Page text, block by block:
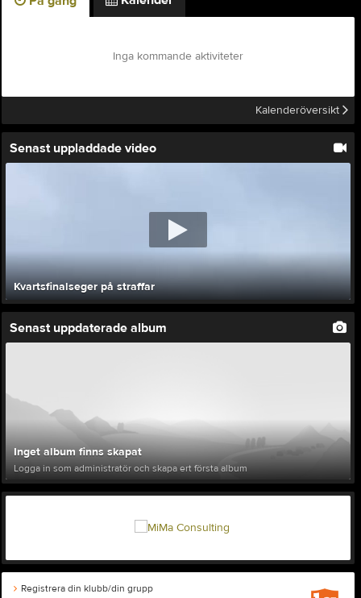
Inga kommande aktiviteter
Kalenderöversikt
Senast uppladdade video
Kvartsfinalseger på straffar
Senast uppdaterade album
Inget album finns skapat
Logga in som administratör och skapa ert första album
Registrera din klubb/din grupp